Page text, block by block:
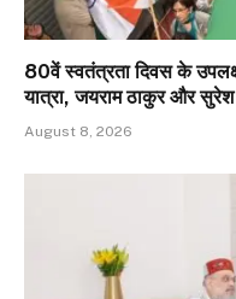
80वें स्वतंत्रता दिवस के
यात्रा, जयराम ठाकुर और
August 8, 2026